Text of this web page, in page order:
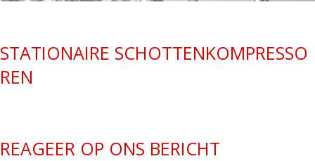
STATIONAIRE SCHOTTENKOMPRESSO
REN
REAGEER OP ONS BERICHT